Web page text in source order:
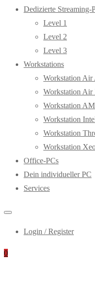
Dedizierte Streaming-
Level 1
Level 2
Level 3
Workstations
Workstation
Workstation Air
Workstation
Workstation
Workstation
Workstation
Office-PCs
Dein individueller PC
Services
Login / Register
0